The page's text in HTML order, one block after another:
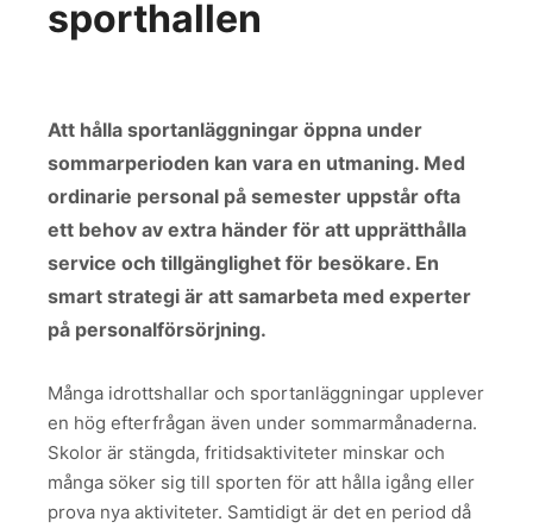
sporthallen
Att hålla sportanläggningar öppna under
sommarperioden kan vara en utmaning. Med
ordinarie personal på semester uppstår ofta
ett behov av extra händer för att upprätthålla
service och tillgänglighet för besökare. En
smart strategi är att samarbeta med experter
på personalförsörjning.
Många idrottshallar och sportanläggningar upplever
en hög efterfrågan även under sommarmånaderna.
Skolor är stängda, fritidsaktiviteter minskar och
många söker sig till sporten för att hålla igång eller
prova nya aktiviteter. Samtidigt är det en period då